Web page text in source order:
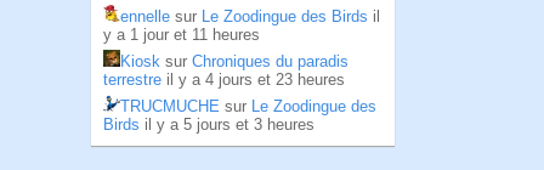
ennelle sur Le Zoodingue des Birds il
y a 1 jour et 11 heures
Kiosk sur Chroniques du paradis
terrestre il y a 4 jours et 23 heures
TRUCMUCHE sur Le Zoodingue des
Birds il y a 5 jours et 3 heures